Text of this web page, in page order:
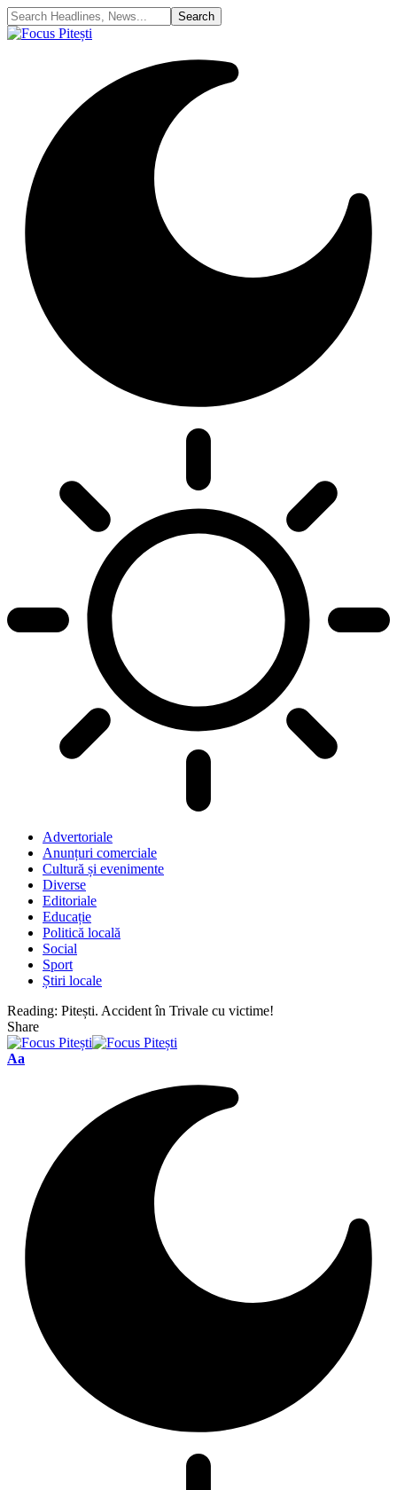
Advertoriale
Anunțuri comerciale
Cultură și evenimente
Diverse
Editoriale
Educație
Politică locală
Social
Sport
Știri locale
Reading: Pitești. Accident în Trivale cu victime!
Share
Font
Aa